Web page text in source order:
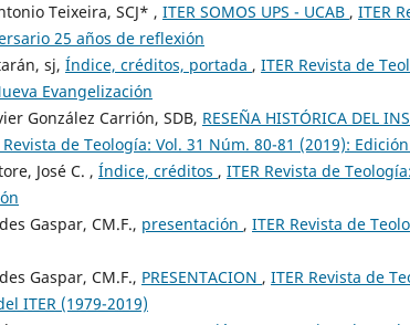
Teixeira, SCJ* , ITER SOMOS UPS - UCAB , ITER
25 años de reflexión
sj, Índice, créditos, portada , ITER Revista de
Evangelización
González Carrión, SDB, RESEÑA HISTÓRICA DEL
Revista de Teología: Vol. 31 Núm. 80-81 (2019):
José C. , Índice, créditos , ITER Revista de
Gaspar, CM.F., presentación , ITER Revista de
Gaspar, CM.F., PRESENTACION , ITER Revista de
ITER (1979-2019)